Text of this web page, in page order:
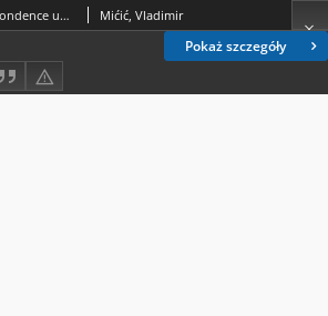
Pokaż szczegóły
On the Boundary Correspondence under Quasiconformal Mappings in Space Mićić, Vladimir